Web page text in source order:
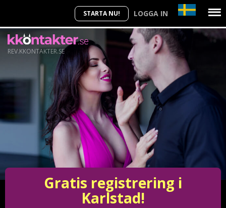
STARTA NU! LOGGA IN
REV.KKONTAKTER.SE
Gratis registrering i
Karlstad!